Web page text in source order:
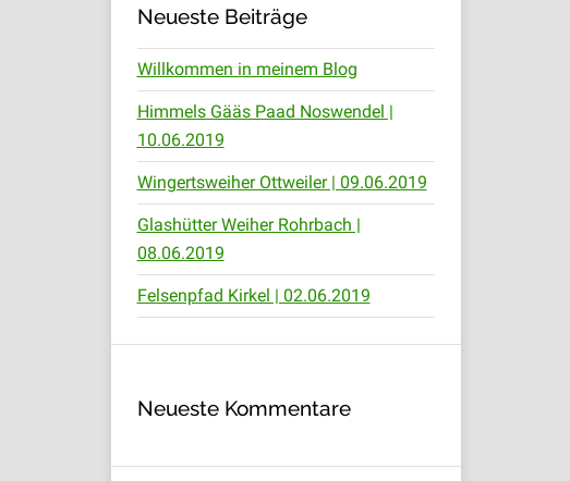
Neueste Beiträge
Willkommen in meinem Blog
Himmels Gääs Paad Noswendel |
10.06.2019
Wingertsweiher Ottweiler | 09.06.2019
Glashütter Weiher Rohrbach |
08.06.2019
Felsenpfad Kirkel | 02.06.2019
Neueste Kommentare